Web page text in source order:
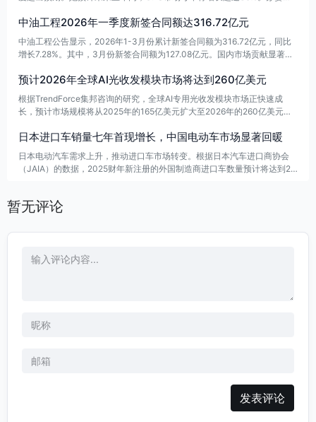
或供应紧张的问题。她此次访问台湾的目的之一是确保为即将到来的需求增
长做好准备，并表示得到了供应链合作伙伴的强力支持。
中油工程2026年一季度新签合同额达316.72亿元
中油工程公告显示，2026年1-3月份累计新签合同额为316.72亿元，同比
增长7.28%。其中，3月份新签合同额为127.08亿元。国内市场贡献显著，
亿元，占20.88%。在专业领域方面，新兴业务与未来产业的新签合同额最
高，达到121.33亿元，占比38.31%。
预计2026年全球AI光收发模块市场将达到260亿美元
根据TrendForce集邦咨询的研究，全球AI专用光收发模块市场正快速成
长，预计市场规模将从2025年的165亿美元扩大至2026年的260亿美元，
中心建设加速，导致光通信供应链经历结构性重组。
日本进口车销量七年首现增长，中国电动车市场显著回暖
日本电动汽车需求上升，推动进口车市场转变。根据日本汽车进口商协会
（JAIA）的数据，2025财年新注册的外国制造商进口车数量预计将达到2
万日元，刺激了电动汽车消费。同时，中东冲突引发的全球能源危机推高了
暂无评论
发表评论